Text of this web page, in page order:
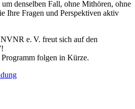
denselben Fall, ohne Mithören, ohne
Ihre Fragen und Perspektiven aktiv
e. V. freut sich auf den
folgen in Kürze.